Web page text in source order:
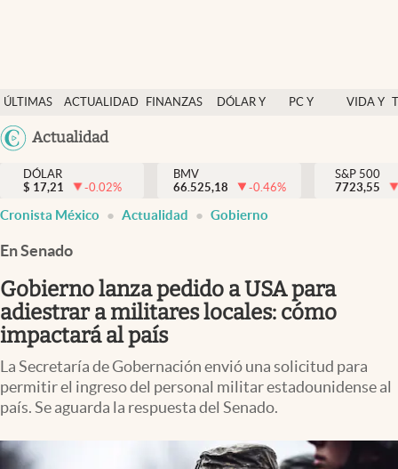
ÚLTIMAS
NOTICIAS
ACTUALIDAD
FINANZAS
DÓLAR Y
PC Y
VIDA Y
México
Actualidad
Actualidad
Finanzas y economía
Dólar y mercados
Pc y celular
Vida y estilo
Tv
Clima
Espiritualidad
DÓLAR
$ 17,21 -0.02%
BMV
66.525,18
-0.46%
S&P 500
7723,55
Cronista México Actualidad Gobierno
En Senado
Gobierno lanza pedido a USA para
adiestrar a militares locales: cómo
impactará al país
La Secretaría de Gobernación envió una solicitud para
permitir el ingreso del personal militar estadounidense al
país. Se aguarda la respuesta del Senado.